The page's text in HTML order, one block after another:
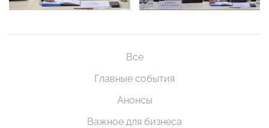
Все
Главные события
Анонсы
Важное для бизнеса